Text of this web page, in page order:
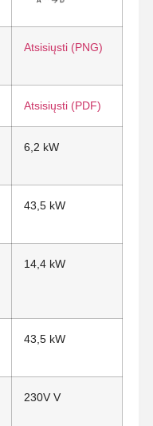
Atsisiųsti (PNG)
Atsisiųsti (PDF)
6,2 kW
43,5 kW
14,4 kW
43,5 kW
230V V